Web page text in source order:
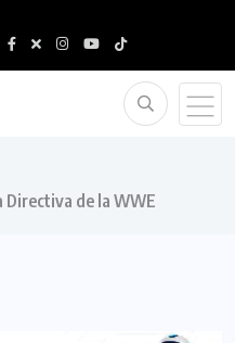
Directiva de la WWE